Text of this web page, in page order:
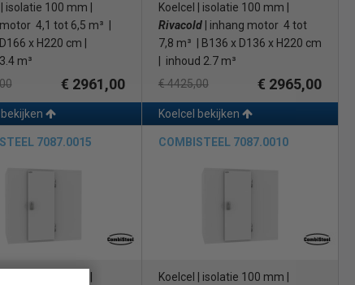
isolatie 100 mm |
4,1 tot 6,5 m³ |
x H220 cm |
m³
€ 2961,00
Koelcel | isolatie 100 mm |
Rivacold| inhang motor 4 tot
7,8 m³ | B136 x D136 x H220 cm
| inhoud 2.7 m³
€ 4425,00
€ 2965,00
Koelcel bekijken
7087.0015 COMBISTEEL 7087.0010
Koelcel | isolatie 100 mm |